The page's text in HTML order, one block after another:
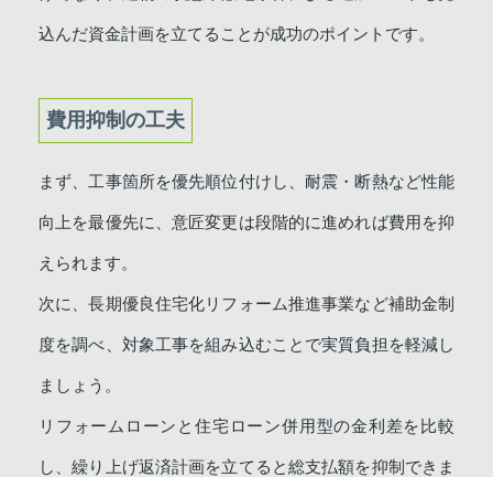
込んだ資金計画を立てることが成功のポイントです。
費用抑制の工夫
まず、工事箇所を優先順位付けし、耐震・断熱など性能
向上を最優先に、意匠変更は段階的に進めれば費用を抑
えられます。
次に、長期優良住宅化リフォーム推進事業など補助金制
度を調べ、対象工事を組み込むことで実質負担を軽減し
ましょう。
リフォームローンと住宅ローン併用型の金利差を比較
し、繰り上げ返済計画を立てると総支払額を抑制できま